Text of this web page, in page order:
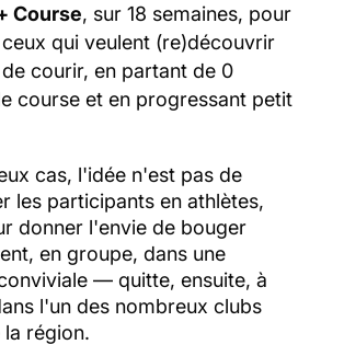
Course, sur 18 semaines, pour
qui veulent (re)découvrir
courir, en partant de 0
course et en progressant petit
cas, l'idée n'est pas de
les participants en athlètes,
donner l'envie de bouger
en groupe, dans une
— quitte, ensuite, à
l'un des nombreux clubs
région.